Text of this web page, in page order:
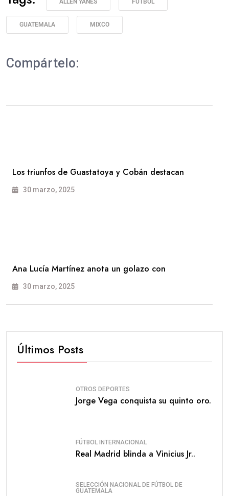
GUATEMALA MIXCO
Compártelo:
Los triunfos de Guastatoya y Cobán destacan
30 marzo, 2025
Ana Lucía Martínez anota un golazo con
30 marzo, 2025
Últimos Posts
OTROS DEPORTES
Jorge Vega conquista su quinto oro.
FÚTBOL INTERNACIONAL
Real Madrid blinda a Vinicius Jr..
SELECCIÓN NACIONAL DE FÚTBOL DE
GUATEMALA